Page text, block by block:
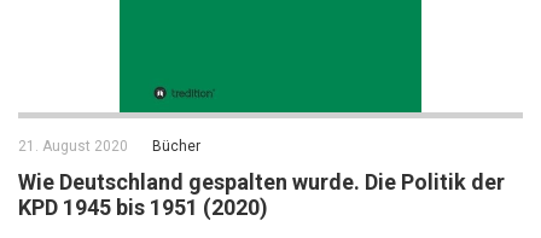
21. August 2020 Bücher
Wie Deutschland gespalten wurde. Die Politik der
KPD 1945 bis 1951 (2020)